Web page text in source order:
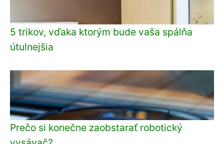
5 trikov, vďaka ktorým bude vaša spálňa
útulnejšia
Prečo si konečne zaobstarať robotický